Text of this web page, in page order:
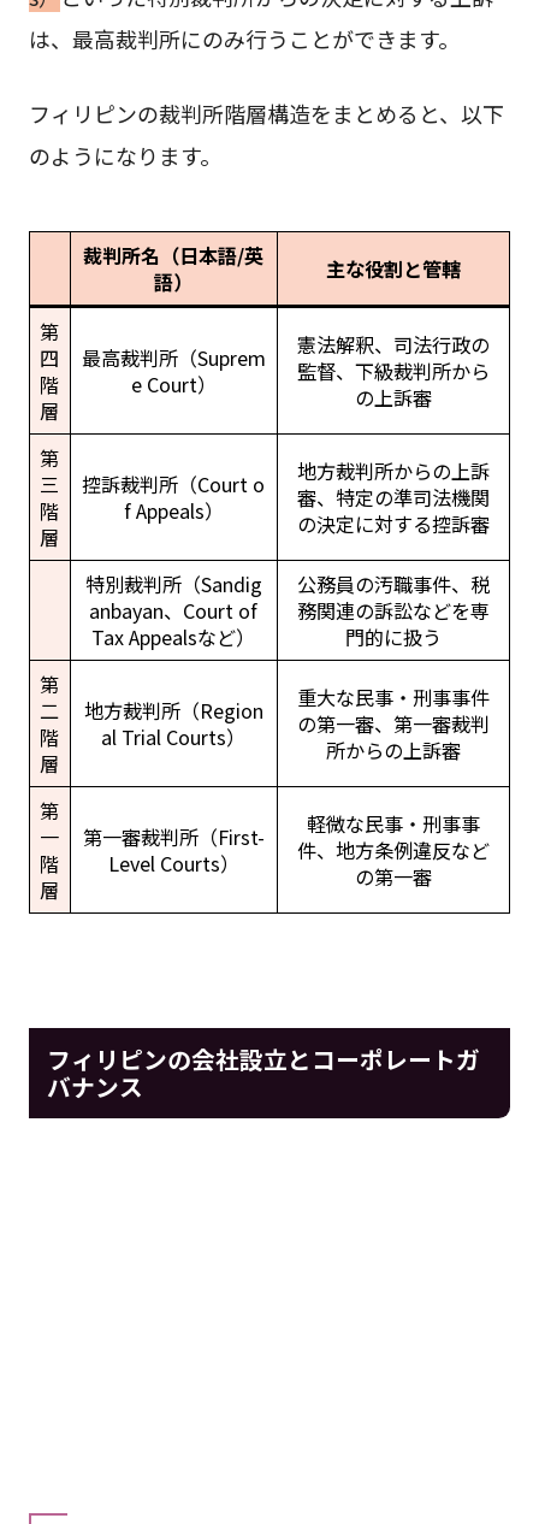
は、最高裁判所にのみ行うことができます。
フィリピンの裁判所階層構造をまとめると、以下
のようになります。
裁判所名（日本語/英
語）
主な役割と管轄
第
四
階
層
最高裁判所（Suprem
e Court）
憲法解釈、司法行政の
監督、下級裁判所から
の上訴審
第
三
階
層
控訴裁判所（Court o
f Appeals）
地方裁判所からの上訴
審、特定の準司法機関
の決定に対する控訴審
特別裁判所（Sandig
anbayan、Court of
Tax Appealsなど）
公務員の汚職事件、税
務関連の訴訟などを専
門的に扱う
第
二
階
層
地方裁判所（Region
al Trial Courts）
重大な民事・刑事事件
の第一審、第一審裁判
所からの上訴審
第
一
階
層
第一審裁判所（First-
Level Courts）
軽微な民事・刑事事
件、地方条例違反など
の第一審
フィリピンの会社設立とコーポレートガ
バナンス